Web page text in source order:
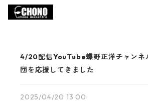
4/20配信YouTube蝶野正洋チャンネ
団を応援してきました
2025/04/20 13:00